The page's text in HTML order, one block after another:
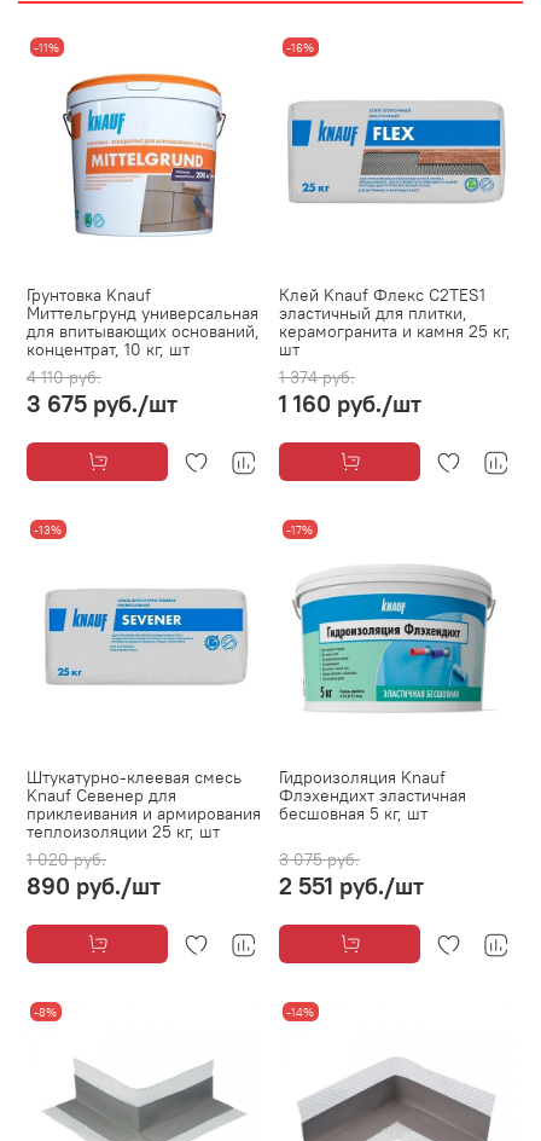
-11%
Грунтовка Knauf
Миттельгрунд универсальная
для впитывающих оснований,
концентрат, 10 кг, шт
4 110 руб.
3 675 руб./шт
-16%
Клей Knauf Флекс C2TES1
эластичный для плитки,
керамогранита и камня 25 кг,
шт
1 374 руб.
1 160 руб./шт
-13%
Штукатурно-клеевая смесь
Knauf Севенер для
приклеивания и армирования
теплоизоляции 25 кг, шт
1 020 руб.
890 руб./шт
-17%
Гидроизоляция Knauf
Флэхендихт эластичная
бесшовная 5 кг, шт
3 075 руб.
2 551 руб./шт
-8% -14%